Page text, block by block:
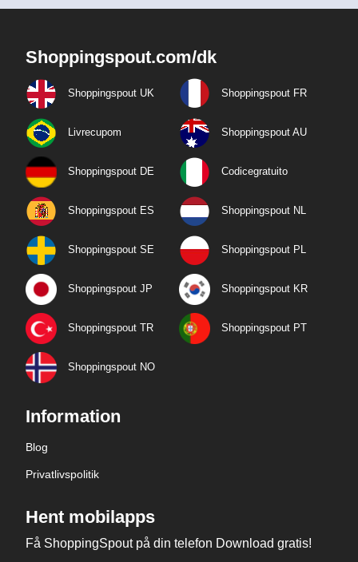
Shoppingspout.com/dk
Shoppingspout UK Shoppingspout FR
Livrecupom Shoppingspout AU
Shoppingspout DE Codicegratuito
Shoppingspout ES Shoppingspout NL
Shoppingspout SE Shoppingspout PL
Shoppingspout JP Shoppingspout KR
Shoppingspout TR Shoppingspout PT
Shoppingspout NO
Information
Blog
Privatlivspolitik
Hent mobilapps
Få ShoppingSpout på din telefon Download gratis!